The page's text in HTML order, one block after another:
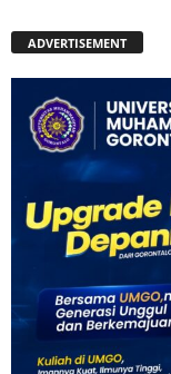
ADVERTISEMENT